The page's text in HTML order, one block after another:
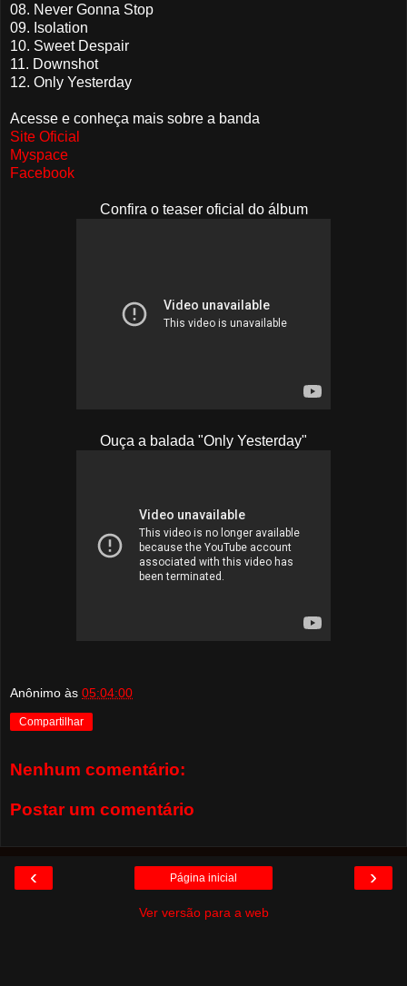
08. Never Gonna Stop
09. Isolation
10. Sweet Despair
11. Downshot
12. Only Yesterday
Acesse e conheça mais sobre a banda
Site Oficial
Myspace
Facebook
Confira o teaser oficial do álbum
Ouça a balada "Only Yesterday"
Anônimo às 05:04:00
Compartilhar
Nenhum comentário:
Postar um comentário
‹ ›
Página inicial
Ver versão para a web